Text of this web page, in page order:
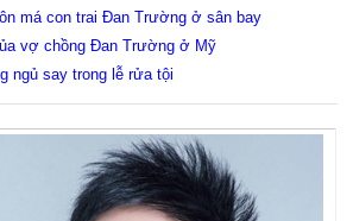
má con trai Đan Trường ở sân bay
vợ chồng Đan Trường ở Mỹ
ngủ say trong lễ rửa tội